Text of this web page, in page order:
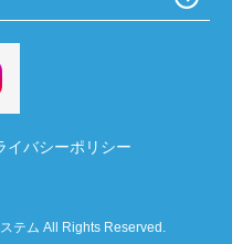
イバシーポリシー
テム All Rights Reserved.